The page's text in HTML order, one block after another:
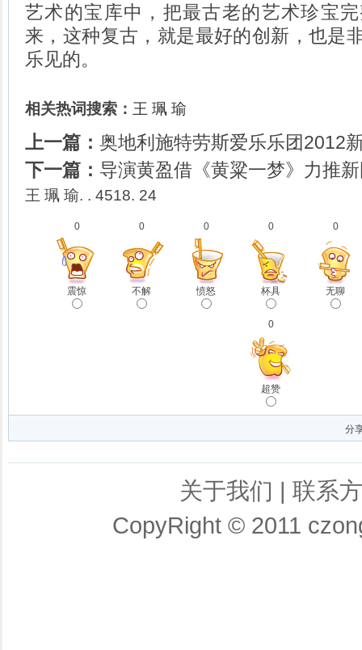
艺术的宝库中，把最古老的艺术珍宝
来，这种复古，就是最好的创新，也是
乐见的。
相关热词搜索： 王 珮 瑜
上一篇： 奥地利施特劳斯爱乐乐团2012
下一篇： 导演黄盈借《黄粱一梦》力推
王 珮 瑜. . 4518. 24
0
震惊
0
不解
0
愤怒
0
杯具
0
无聊
0
超赞
分
关于我们 | 联系
CopyRight © 2011